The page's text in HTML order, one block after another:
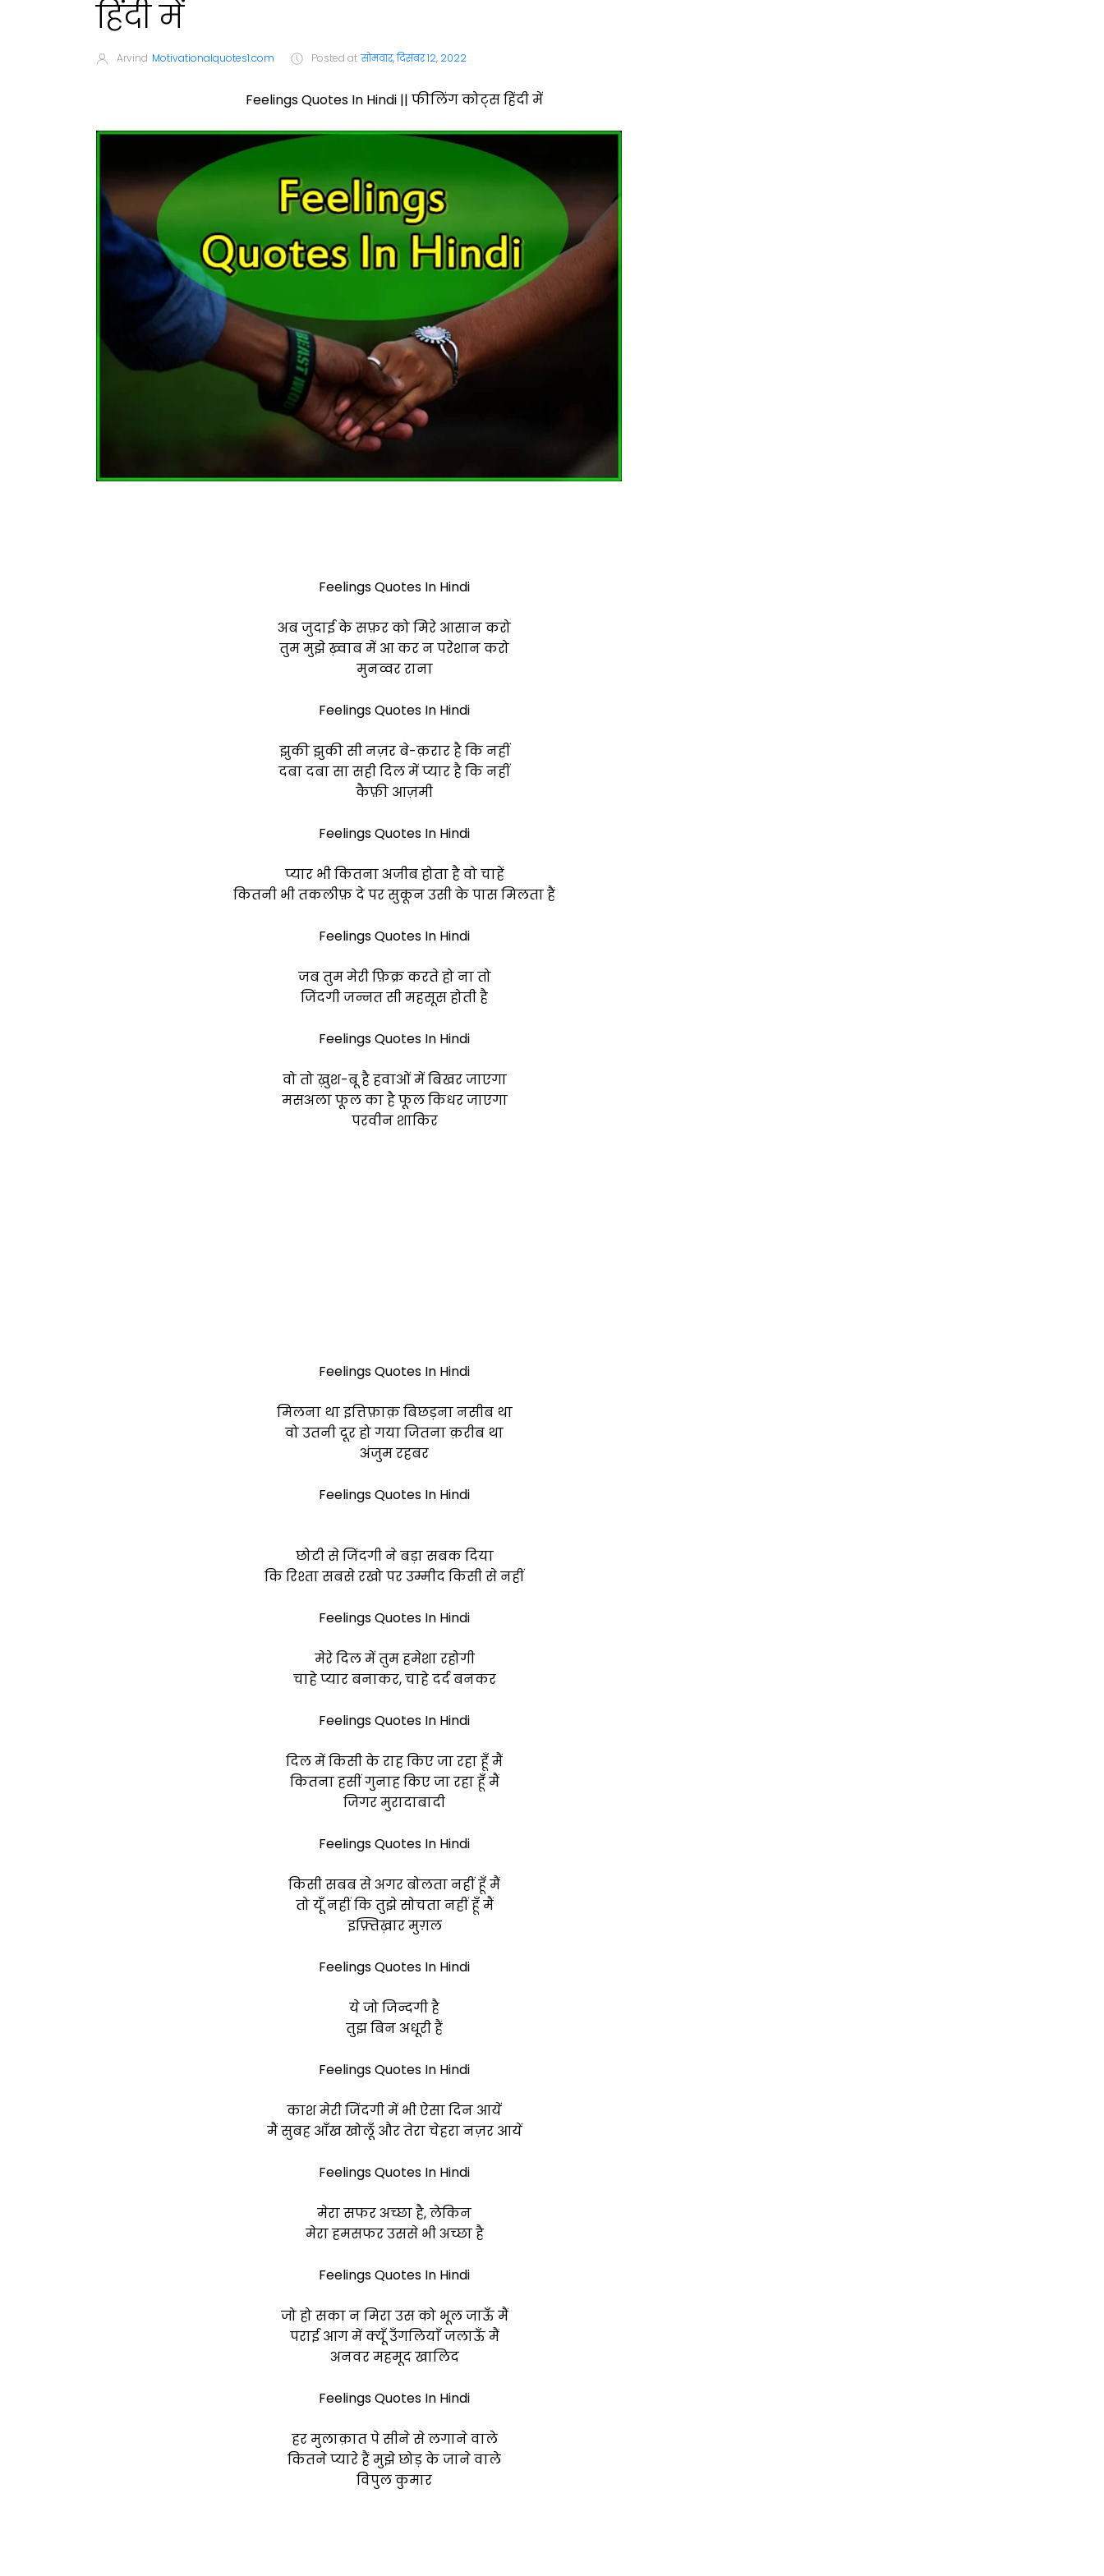
हिंदी में
Arvind Motivationalquotes1.com Posted at सोमवार, दिसंबर 12, 2022
Feelings Quotes In Hindi || फीलिंग कोट्स हिंदी में
Feelings Quotes In Hindi
अब जुदाई के सफ़र को मिरे आसान करो
तुम मुझे ख़्वाब में आ कर न परेशान करो
मुनव्वर राना
Feelings Quotes In Hindi
झुकी झुकी सी नज़र बे-क़रार है कि नहीं
दबा दबा सा सही दिल में प्यार है कि नहीं
कैफ़ी आज़मी
Feelings Quotes In Hindi
प्यार भी कितना अजीब होता है वो चाहें
कितनी भी तकलीफ़ दे पर सुकून उसी के पास मिलता हैं
Feelings Quotes In Hindi
जब तुम मेरी फ़िक्र करते हो ना तो
जिंदगी जन्नत सी महसूस होती है
Feelings Quotes In Hindi
वो तो ख़ुश-बू है हवाओं में बिखर जाएगा
मसअला फूल का है फूल किधर जाएगा
परवीन शाकिर
Feelings Quotes In Hindi
मिलना था इत्तिफ़ाक़ बिछड़ना नसीब था
वो उतनी दूर हो गया जितना क़रीब था
अंजुम रहबर
Feelings Quotes In Hindi
छोटी से जिंदगी ने बड़ा सबक दिया
कि रिश्ता सबसे रखो पर उम्मीद किसी से नहीं
Feelings Quotes In Hindi
मेरे दिल में तुम हमेशा रहोगी
चाहे प्यार बनाकर, चाहे दर्द बनकर
Feelings Quotes In Hindi
दिल में किसी के राह किए जा रहा हूँ मैं
कितना हसीं गुनाह किए जा रहा हूँ मैं
जिगर मुरादाबादी
Feelings Quotes In Hindi
किसी सबब से अगर बोलता नहीं हूँ मैं
तो यूँ नहीं कि तुझे सोचता नहीं हूँ मैं
इफ़्तिख़ार मुग़ल
Feelings Quotes In Hindi
ये जो जिन्दगी है
तुझ बिन अधूरी हैं
Feelings Quotes In Hindi
काश मेरी जिंदगी में भी ऐसा दिन आयें
मैं सुबह आँख खोलूँ और तेरा चेहरा नज़र आयें
Feelings Quotes In Hindi
मेरा सफर अच्छा है, लेकिन
मेरा हमसफर उससे भी अच्छा है
Feelings Quotes In Hindi
जो हो सका न मिरा उस को भूल जाऊँ मैं
पराई आग में क्यूँ उँगलियाँ जलाऊँ मैं
अनवर महमूद खालिद
Feelings Quotes In Hindi
हर मुलाक़ात पे सीने से लगाने वाले
कितने प्यारे हैं मुझे छोड़ के जाने वाले
विपुल कुमार